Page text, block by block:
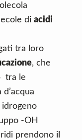
di acidi
tra loro
, che
tra le
idrogeno
-OH
prendono il